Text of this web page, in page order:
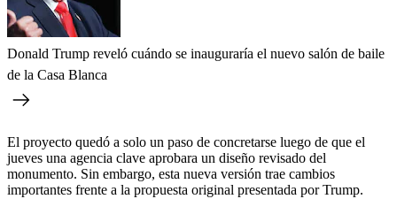
Donald Trump reveló cuándo se inauguraría el nuevo salón de baile
de la Casa Blanca
El proyecto quedó a solo un paso de concretarse luego de que el
jueves una agencia clave aprobara un diseño revisado del
monumento. Sin embargo, esta nueva versión trae cambios
importantes frente a la propuesta original presentada por Trump.